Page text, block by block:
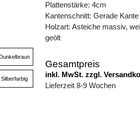
Silberfarbig
Plattenstärke: 4cm
Kantenschnitt: Gerade Kante
Holzart: Asteiche massiv,
geölt
Gesamtpreis
inkl. MwSt. zzgl.
Lieferzeit 8-9 Wochen